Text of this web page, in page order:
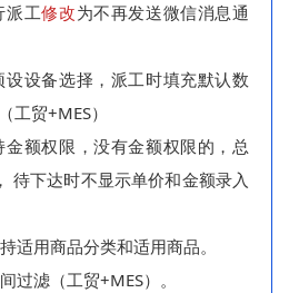
派工修改为不再发送微信消息通
设备选择，派工时填充默认数
（工贸+MES）
额权限，没有金额权限的，总
待下达时不显示单价和金额录入
适用商品分类和适用商品。
过滤（工贸+MES）。